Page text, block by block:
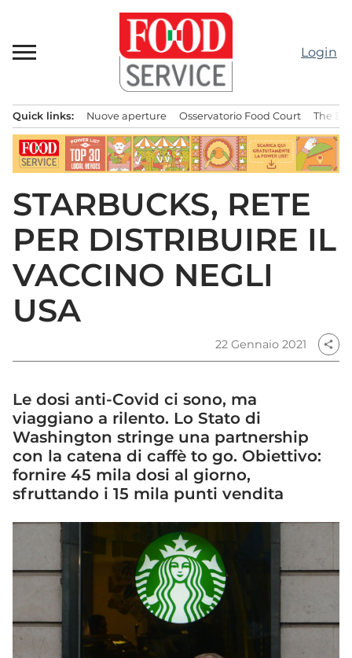
contenuto
Login
principale
Quick links: Nuove aperture Osservatorio Food Court The
STARBUCKS, RETE
PER DISTRIBUIRE IL
VACCINO NEGLI
USA
22 Gennaio 2021 share
Le dosi anti-Covid ci sono, ma
viaggiano a rilento. Lo Stato di
Washington stringe una partnership
con la catena di caffè to go. Obiettivo:
fornire 45 mila dosi al giorno,
sfruttando i 15 mila punti vendita